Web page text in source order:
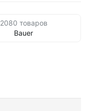
2080 товаров
Bauer